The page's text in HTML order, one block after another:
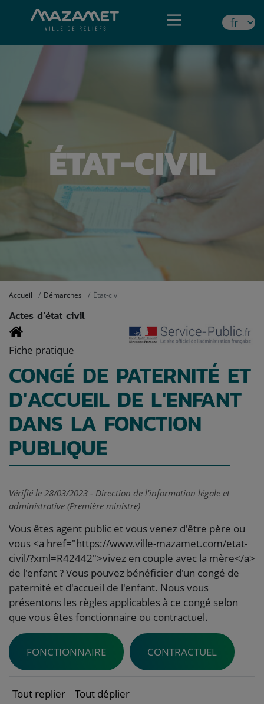
ÉTAT-CIVIL
Accueil Démarches État-civil
Actes d’état civil
Fiche pratique
CONGÉ DE PATERNITÉ ET
D'ACCUEIL DE L'ENFANT
DANS LA FONCTION
PUBLIQUE
Vérifié le 28/03/2023 - Direction de l'information légale et
administrative (Première ministre)
Vous êtes agent public et vous venez d'être père ou
vous <a href="https://www.ville-mazamet.com/etat-
civil/?xml=R42442">vivez en couple avec la mère</a>
de l'enfant ? Vous pouvez bénéficier d'un congé de
paternité et d'accueil de l'enfant. Nous vous
présentons les règles applicables à ce congé selon
que vous êtes fonctionnaire ou contractuel.
FONCTIONNAIRE CONTRACTUEL
Tout replier Tout déplier